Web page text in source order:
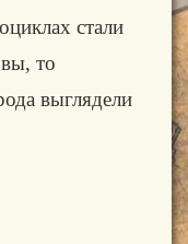
стали
то
выглядели